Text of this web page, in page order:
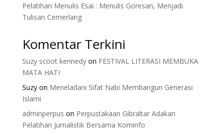
Pelatihan Menulis Esai : Menulis Goresan, Menjadi
Tulisan Cemerlang
Komentar Terkini
Suzy scoot kennedyon FESTIVAL LITERASI MEMBUKA
MATA HATI
Suzyon Meneladani Sifat Nabi Membangun Generasi
Islami
adminperpus on Perpustakaan Gibraltar Adakan
Pelatihan Jurnalistik Bersama Kominfo